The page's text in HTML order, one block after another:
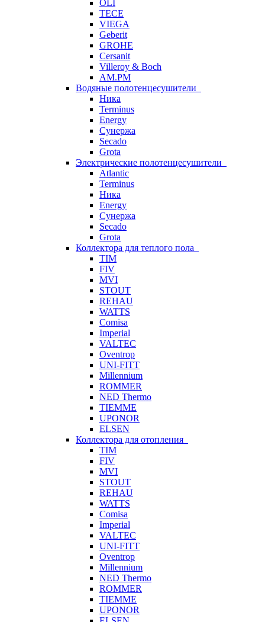
OLI
TECE
VIEGA
Geberit
GROHE
Cersanit
Villeroy & Boch
AM.PM
Водяные полотенцесушители
Ника
Terminus
Energy
Сунержа
Secado
Grota
Электрические полотенцесушители
Atlantic
Terminus
Ника
Energy
Сунержа
Secado
Grota
Коллектора для теплого пола
TIM
FIV
MVI
STOUT
REHAU
WATTS
Comisa
Imperial
VALTEC
Oventrop
UNI-FITT
Millennium
ROMMER
NED Thermo
TIEMME
UPONOR
ELSEN
Коллектора для отопления
TIM
FIV
MVI
STOUT
REHAU
WATTS
Comisa
Imperial
VALTEC
UNI-FITT
Oventrop
Millennium
NED Thermo
ROMMER
TIEMME
UPONOR